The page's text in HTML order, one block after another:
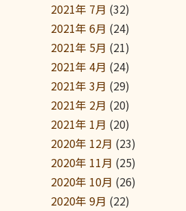
2021年 7月 (32)
2021年 6月 (24)
2021年 5月 (21)
2021年 4月 (24)
2021年 3月 (29)
2021年 2月 (20)
2021年 1月 (20)
2020年 12月 (23)
2020年 11月 (25)
2020年 10月 (26)
2020年 9月 (22)